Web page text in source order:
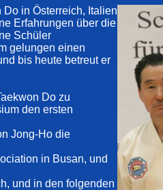
in Österreich, Italien
Erfahrungen über die
Schüler
gelungen einen
bis heute betreut er
Do zu
den ersten
Jong-Ho die
in Busan, und
und in den folgenden